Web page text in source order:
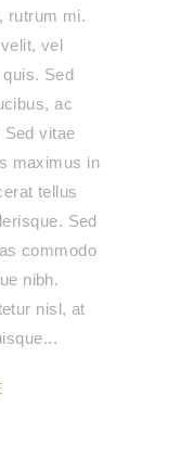
rutrum mi.
vel
Sed
ac
Sed vitae
maximus in
tellus
Sed
commodo
nibh.
nisl, at